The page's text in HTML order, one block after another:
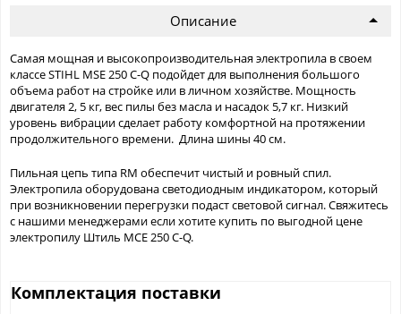
Описание
Самая мощная и высокопроизводительная электропила в своем
классе STIHL MSE 250 C-Q подойдет для выполнения большого
объема работ на стройке или в личном хозяйстве. Мощность
двигателя 2, 5 кг, вес пилы без масла и насадок 5,7 кг. Низкий
уровень вибрации сделает работу комфортной на протяжении
продолжительного времени. Длина шины 40 см.
Пильная цепь типа RM обеспечит чистый и ровный спил.
Электропила оборудована светодиодным индикатором, который
при возникновении перегрузки подаст световой сигнал. Свяжитесь
с нашими менеджерами если хотите купить по выгодной цене
электропилу Штиль МСЕ 250 С-Q.
Комплектация поставки